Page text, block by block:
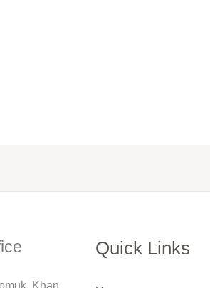
Quick Links